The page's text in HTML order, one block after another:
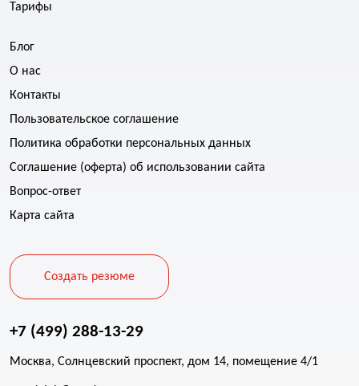
Тарифы
Блог
О нас
Контакты
Пользовательское соглашение
Политика обработки персональных данных
Соглашение (оферта) об использовании сайта
Вопрос-ответ
Карта сайта
Создать резюме
+7 (499) 288-13-29
Москва, Солнцевский проспект, дом 14, помещение 4/1